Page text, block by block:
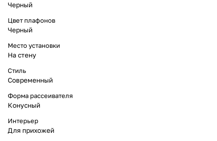
Черный
Цвет плафонов
Черный
Место установки
На стену
Стиль
Современный
Форма рассеивателя
Конусный
Интерьер
Для прихожей